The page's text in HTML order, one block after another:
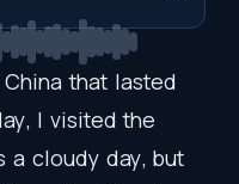
China that lasted
, I visited the
a cloudy day, but